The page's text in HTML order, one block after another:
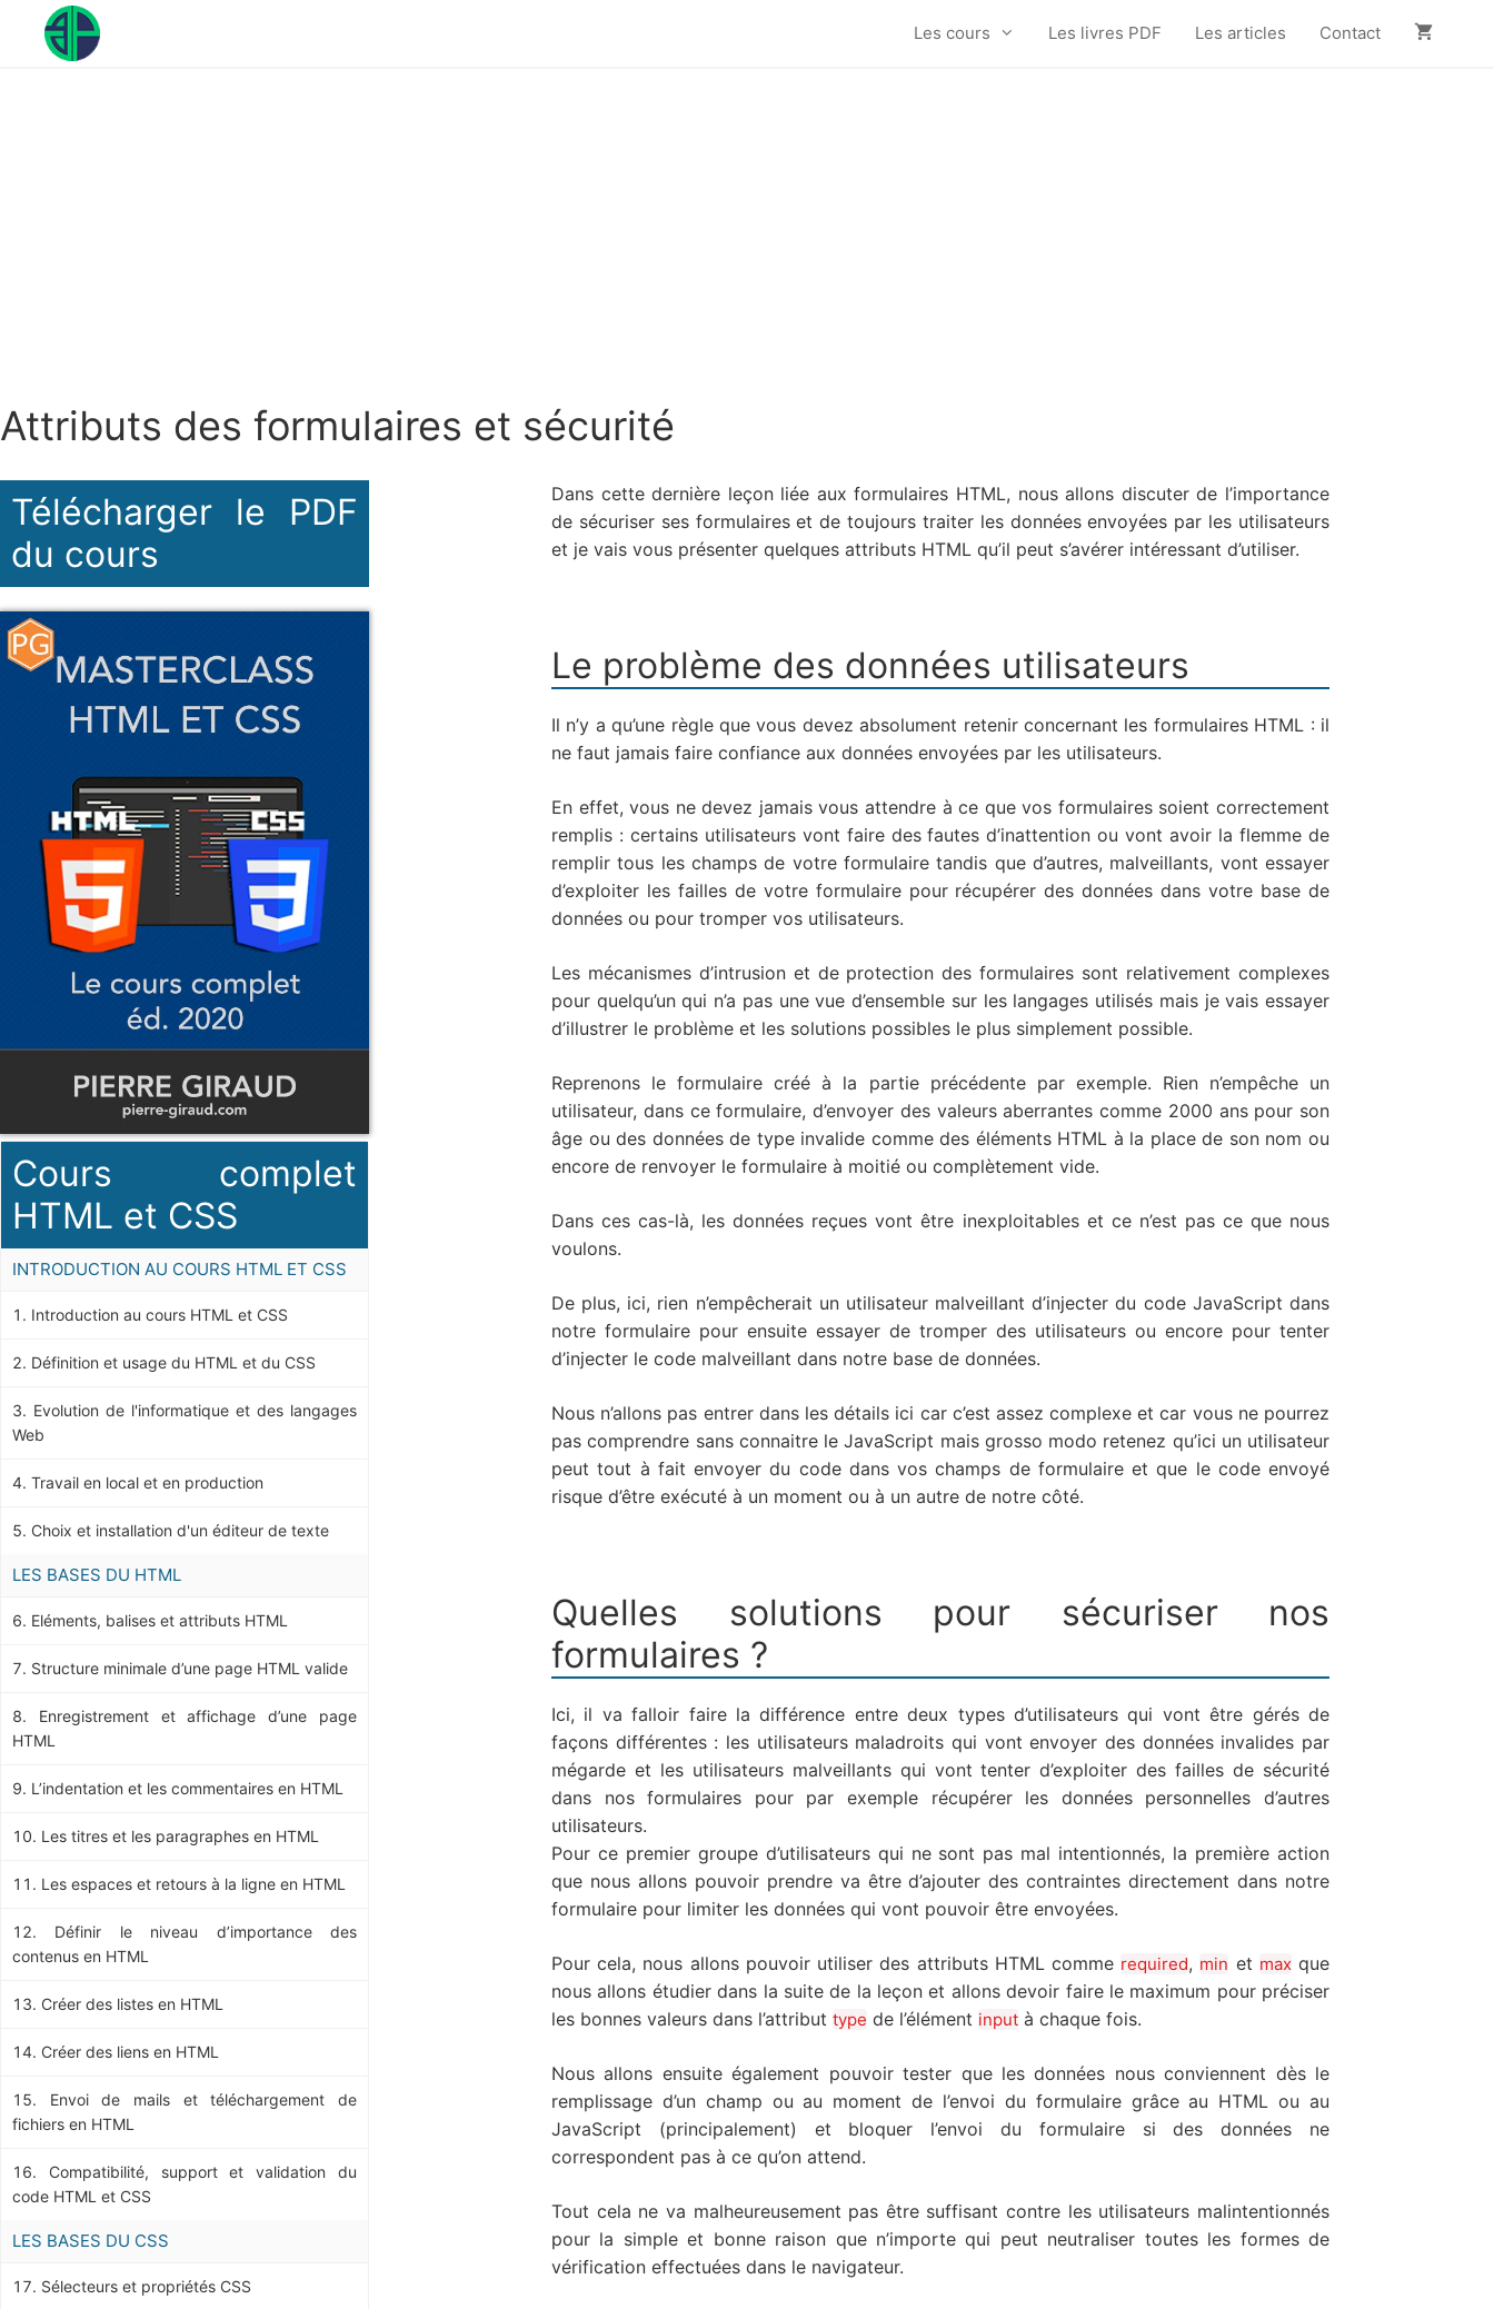
contenu
Les cours Les livres PDF Les articles Contact
Attributs des formulaires et sécurité
Télécharger le PDF
du cours
Cours complet
HTML et CSS
INTRODUCTION AU COURS HTML ET CSS
Introduction au cours HTML et CSS
Définition et usage du HTML et du CSS
Evolution de l'informatique et des langages
Web
Travail en local et en production
Choix et installation d'un éditeur de texte
LES BASES DU HTML
Eléments, balises et attributs HTML
Structure minimale d’une page HTML valide
Enregistrement et affichage d’une page
HTML
L’indentation et les commentaires en HTML
Les titres et les paragraphes en HTML
Les espaces et retours à la ligne en HTML
Définir le niveau d’importance des
contenus en HTML
Créer des listes en HTML
Créer des liens en HTML
Envoi de mails et téléchargement de
fichiers en HTML
Compatibilité, support et validation du
code HTML et CSS
LES BASES DU CSS
Sélecteurs et propriétés CSS
Dans cette dernière leçon liée aux formulaires HTML, nous allons discuter de l’importance
de sécuriser ses formulaires et de toujours traiter les données envoyées par les utilisateurs
et je vais vous présenter quelques attributs HTML qu’il peut s’avérer intéressant d’utiliser.
Le problème des données utilisateurs
Il n’y a qu’une règle que vous devez absolument retenir concernant les formulaires HTML : il
ne faut jamais faire confiance aux données envoyées par les utilisateurs.
En effet, vous ne devez jamais vous attendre à ce que vos formulaires soient correctement
remplis : certains utilisateurs vont faire des fautes d’inattention ou vont avoir la flemme de
remplir tous les champs de votre formulaire tandis que d’autres, malveillants, vont essayer
d’exploiter les failles de votre formulaire pour récupérer des données dans votre base de
données ou pour tromper vos utilisateurs.
Les mécanismes d’intrusion et de protection des formulaires sont relativement complexes
pour quelqu’un qui n’a pas une vue d’ensemble sur les langages utilisés mais je vais essayer
d’illustrer le problème et les solutions possibles le plus simplement possible.
Reprenons le formulaire créé à la partie précédente par exemple. Rien n’empêche un
utilisateur, dans ce formulaire, d’envoyer des valeurs aberrantes comme 2000 ans pour son
âge ou des données de type invalide comme des éléments HTML à la place de son nom ou
encore de renvoyer le formulaire à moitié ou complètement vide.
Dans ces cas-là, les données reçues vont être inexploitables et ce n’est pas ce que nous
voulons.
De plus, ici, rien n’empêcherait un utilisateur malveillant d’injecter du code JavaScript dans
notre formulaire pour ensuite essayer de tromper des utilisateurs ou encore pour tenter
d’injecter le code malveillant dans notre base de données.
Nous n’allons pas entrer dans les détails ici car c’est assez complexe et car vous ne pourrez
pas comprendre sans connaitre le JavaScript mais grosso modo retenez qu’ici un utilisateur
peut tout à fait envoyer du code dans vos champs de formulaire et que le code envoyé
risque d’être exécuté à un moment ou à un autre de notre côté.
Quelles solutions pour sécuriser nos
formulaires ?
Ici, il va falloir faire la différence entre deux types d’utilisateurs qui vont être gérés de
façons différentes : les utilisateurs maladroits qui vont envoyer des données invalides par
mégarde et les utilisateurs malveillants qui vont tenter d’exploiter des failles de sécurité
dans nos formulaires pour par exemple récupérer les données personnelles d’autres
utilisateurs.
Pour ce premier groupe d’utilisateurs qui ne sont pas mal intentionnés, la première action
que nous allons pouvoir prendre va être d’ajouter des contraintes directement dans notre
formulaire pour limiter les données qui vont pouvoir être envoyées.
Pour cela, nous allons pouvoir utiliser des attributs HTML comme required, min et maxque
nous allons étudier dans la suite de la leçon et allons devoir faire le maximum pour préciser
les bonnes valeurs dans l’attribut type de l’élément input à chaque fois.
Nous allons ensuite également pouvoir tester que les données nous conviennent dès le
remplissage d’un champ ou au moment de l’envoi du formulaire grâce au HTML ou au
JavaScript (principalement) et bloquer l’envoi du formulaire si des données ne
correspondent pas à ce qu’on attend.
Tout cela ne va malheureusement pas être suffisant contre les utilisateurs malintentionnés
pour la simple et bonne raison que n’importe qui peut neutraliser toutes les formes de
vérification effectuées dans le navigateur.